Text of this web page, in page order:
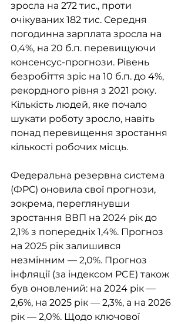
зросла на 272 тис., проти
очікуваних 182 тис. Середня
погодинна зарплата зросла на
0,4%, на 20 б.п. перевищуючи
консенсус-прогнози. Рівень
безробіття зріс на 10 б.п. до 4%,
рекордного рівня з 2021 року.
Кількість людей, яке почало
шукати роботу зросло, навіть
понад перевищення зростання
кількості робочих місць.
Федеральна резервна система
(ФРС) оновила свої прогнози,
зокрема, переглянувши
зростання ВВП на 2024 рік до
2,1% з попередніх 1,4%. Прогноз
на 2025 рік залишився
незмінним — 2,0%. Прогноз
інфляції (за індексом PCE) також
був оновлений: на 2024 рік —
2,6%, на 2025 рік — 2,3%, а на 2026
рік — 2,0%. Щодо ключової